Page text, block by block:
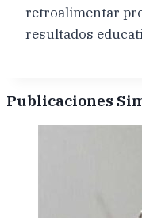
retroalimentar
resultados
Publicaciones